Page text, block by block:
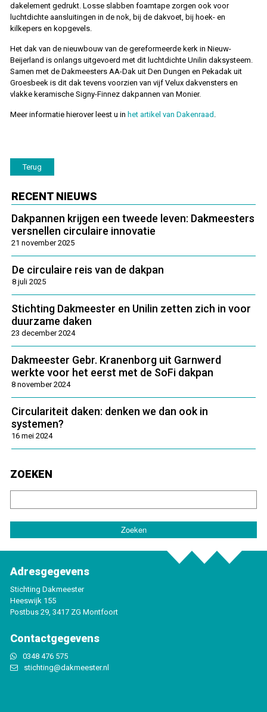
dakelement gedrukt. Losse slabben foamtape zorgen ook voor
luchtdichte aansluitingen in de nok, bij de dakvoet, bij hoek- en
kilkepers en kopgevels.
Het dak van de nieuwbouw van de gereformeerde kerk in Nieuw-
Beijerland is onlangs uitgevoerd met dit luchtdichte Unilin daksysteem.
Samen met de Dakmeesters AA-Dak uit Den Dungen en Pekadak uit
Groesbeek is dit dak tevens voorzien van vijf Velux dakvensters en
vlakke keramische Signy-Finnez dakpannen van Monier.
Meer informatie hierover leest u in het artikel van Dakenraad
Terug
RECENT NIEUWS
Dakpannen krijgen een tweede leven: Dakmeesters
versnellen circulaire innovatie
21 november 2025
De circulaire reis van de dakpan
8 juli 2025
Stichting Dakmeester en Unilin zetten zich in voor
duurzame daken
23 december 2024
Dakmeester Gebr. Kranenborg uit Garnwerd
werkte voor het eerst met de SoFi dakpan
8 november 2024
Circulariteit daken: denken we dan ook in
systemen?
16 mei 2024
ZOEKEN
Adresgegevens
Stichting Dakmeester
Heeswijk 155
Postbus 29, 3417 ZG Montfoort
Contactgegevens
0348 476 575
stichting@dakmeester.nl